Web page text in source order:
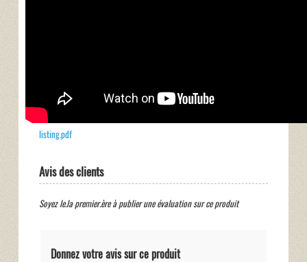
listing.pdf
Avis des clients
Soyez le.la premier.ère à publier une évaluation sur ce produit
Donnez votre avis sur ce produit